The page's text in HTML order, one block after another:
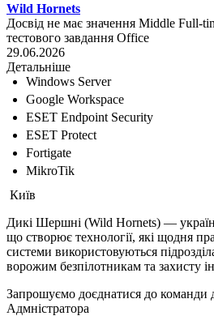
Wild Hornets
Досвід не має значення Middle Full-
тестового завдання Office
29.06.2026
Детальніше
Windows Server
Google Workspace
ESET Endpoint Security
ESET Protect
Fortigate
MikroTik
Київ
Дикі Шершні (Wild Hornets) —
що створює технології, які щодня
системи використовуються
ворожим безпілотникам та захисту
Запрошуємо доєднатися до команди
Адмністратора